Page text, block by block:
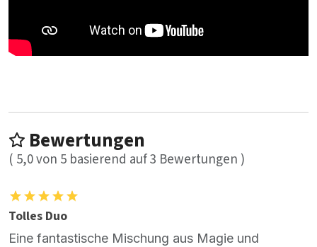
Bewertungen
( 5,0von 5 basierend auf3 Bewertungen )
Tolles Duo
Eine fantastische Mischung aus Magie und